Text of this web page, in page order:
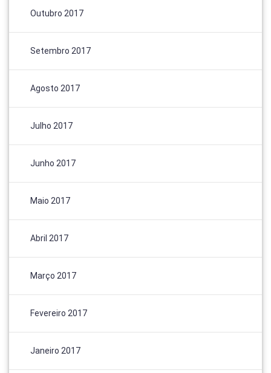
Outubro 2017
Setembro 2017
Agosto 2017
Julho 2017
Junho 2017
Maio 2017
Abril 2017
Março 2017
Fevereiro 2017
Janeiro 2017